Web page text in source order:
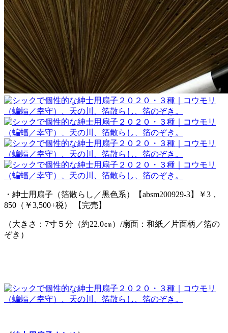
・紳士用扇子（箔散らし／黒色系）【absm200929-3】￥3，
850（￥3,500+税） 【完売】
（大きさ：7寸５分（約22.0㎝）/扇面：和紙／片面柄／箔の
ぞき）